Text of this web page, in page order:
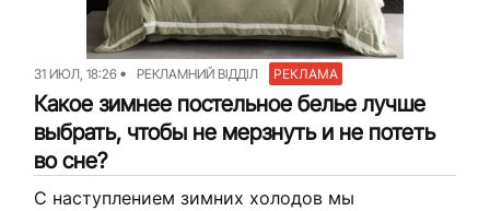
31 ИЮЛ, 18:26 РЕКЛАМНИЙ ВІДДІЛ РЕКЛАМА
Какое зимнее постельное белье лучше
выбрать, чтобы не мерзнуть и не потеть
во сне?
С наступлением зимних холодов мы